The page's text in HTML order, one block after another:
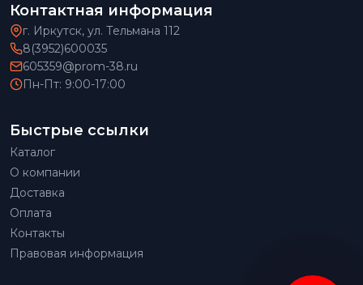
Контактная информация
г. Иркутск, ул. Тельмана 112
8(3952)600035
605359@prom-38.ru
Пн-Пт: 9:00-17:00
Быстрые ссылки
Каталог
О компании
Доставка
Оплата
Контакты
Правовая информация